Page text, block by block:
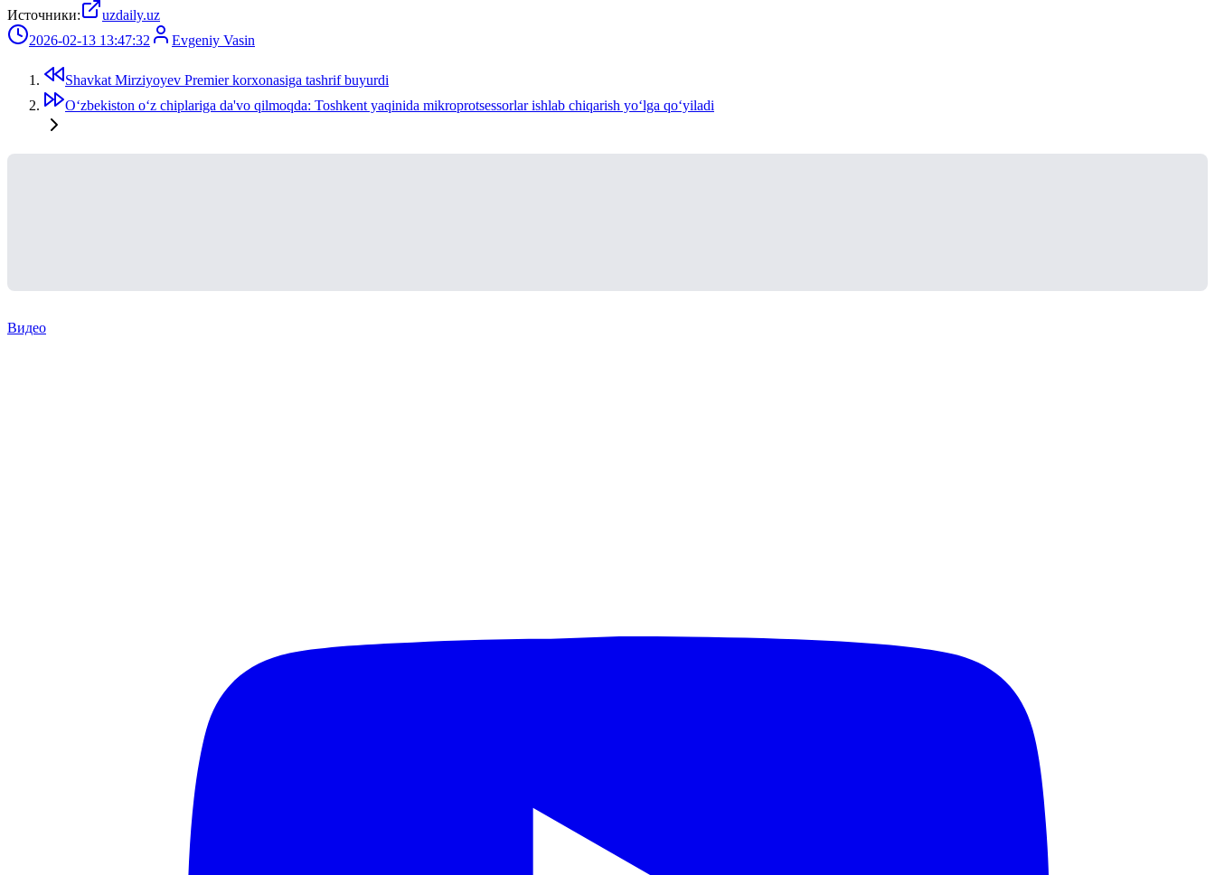
Источники:
uzdaily.uz
2026-02-13 13:47:32
Evgeniy Vasin
Shavkat Mirziyoyev Premier korxonasiga tashrif buyurdi
Oʻzbekiston oʻz chiplariga da'vo qilmoqda: Toshkent yaqinida mikroprotsessorlar ishlab chiqarish yoʻlga qoʻyiladi
Видео